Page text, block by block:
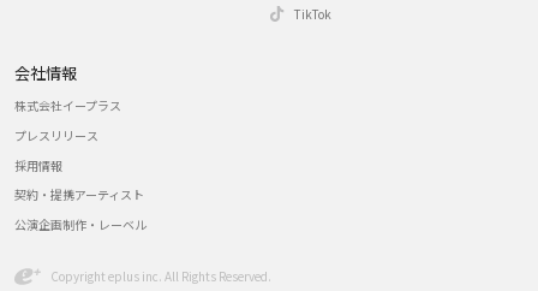
TikTok
会社情報
株式会社イープラス
プレスリリース
採用情報
契約・提携アーティスト
公演企画制作・レーベル
Copyright eplus inc. All Rights Reserved.